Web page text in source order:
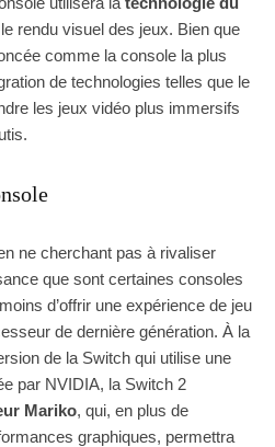
rendu visuel des jeux. Bien que
comme la console la plus
de technologies telles que le
les jeux vidéo plus immersifs
ne cherchant pas à rivaliser
que sont certaines consoles
d’offrir une expérience de jeu
de dernière génération. À la
de la Switch qui utilise une
par NVIDIA, la Switch 2
Mariko, qui, en plus de
graphiques, permettra